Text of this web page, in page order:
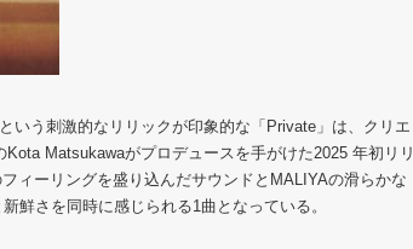
いう刺激的なリリックが印象的な「Private」は、クリエ
Matsukawaがプロデュースを手がけた2025 年初リリ
ィーリングを盛り込んだサウンドとMALIYAの滑らかな
鮮さを同時に感じられる1曲となっている。